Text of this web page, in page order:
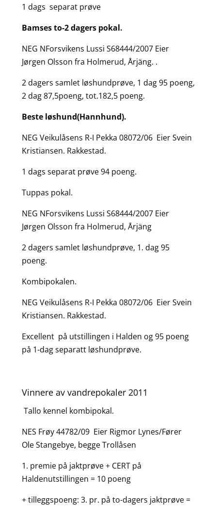
1 dags separat prøve
Bamses to-2 dagers pokal.
NEG NForsvikens Lussi S68444/2007 Eier
Jørgen Olsson fra Holmerud, Årjäng. .
2 dagers samlet løshundprøve, 1 dag 95 poeng,
2 dag 87,5poeng, tot.182,5 poeng.
Beste løshund(Hannhund).
NEG Veikulåsens R-I Pekka 08072/06 Eier Svein
Kristiansen. Rakkestad.
1 dags separat prøve 94 poeng.
Tuppas pokal.
NEG NForsvikens Lussi S68444/2007 Eier
Jørgen Olsson fra Holmerud, Årjäng
2 dagers samlet løshundprøve, 1. dag 95
poeng.
Kombipokalen.
NEG Veikulåsens R-I Pekka 08072/06 Eier Svein
Kristiansen. Rakkestad.
Excellent på utstillingen i Halden og 95 poeng
på 1-dag separatt løshundprøve.
Vinnere av vandrepokaler 2011
Tallo kennel kombipokal.
NES Frøy 44782/09 Eier Rigmor Lynes/Fører
Ole Stangebye, begge Trollåsen
1. premie på jaktprøve + CERT på
Haldenutstillingen = 10 poeng
+ tilleggspoeng: 3. pr. på to-dagers jaktprøve =